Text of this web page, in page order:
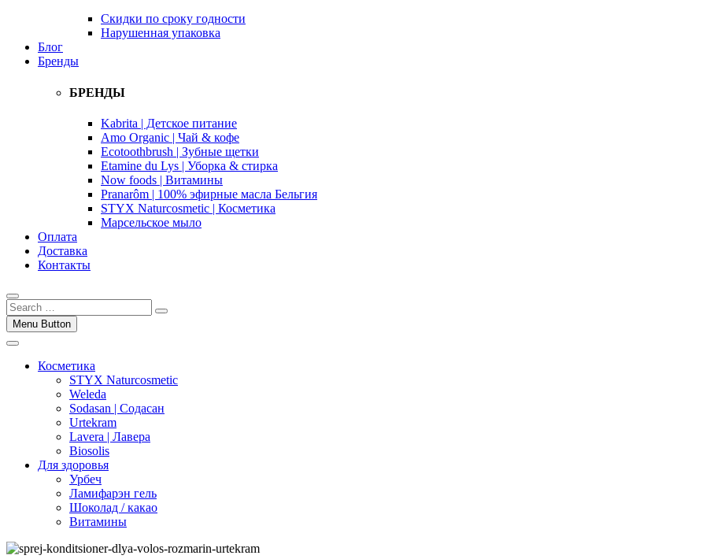
Скидки по сроку годности
Нарушенная упаковка
Блог
Бренды
БРЕНДЫ
Kabrita | Детское питание
Amo Organic | Чай & кофе
Ecotoothbrush | Зубные щетки
Etamine du Lys | Уборка & стирка
Now foods | Витамины
Pranarôm | 100% эфирные масла Бельгия
STYX Naturcosmetic | Косметика
Марсельское мыло
Оплата
Доставка
Контакты
Menu Button
Косметика
STYX Naturcosmetic
Weleda
Sodasan | Содасан
Urtekram
Lavera | Лавера
Biosolis
Для здоровья
Урбеч
Ламифарэн гель
Шоколад / какао
Витамины